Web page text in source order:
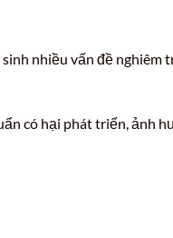
nhiều vấn đề nghiêm
có hại phát triển, ảnh